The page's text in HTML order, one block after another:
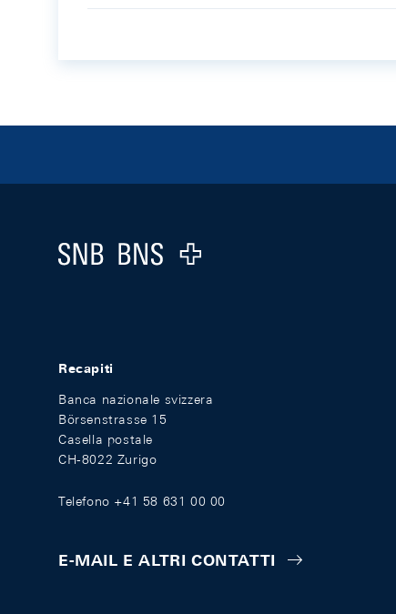
Logo
Recapiti
Banca nazionale svizzera
Börsenstrasse 15
Casella postale
CH-8022 Zurigo
Telefono +41 58 631 00 00
E-MAIL E ALTRI CONTATTI